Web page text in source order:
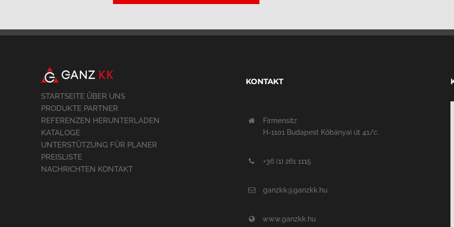
STARTSEITE ÜBER UNS
PRODUKTE PARTNER
REFERENZEN HERUNTERLADEN
KATALOGE
UNTERSTÜTZUNG FÜR PLANER
PREISLISTE
NACHRICHTEN KONTAKT
KONTAKT
Firmensitz
H-1101 Budapest Kőbányai út 41/c.
+36 (1) 261 1115
ganzkk@ganzkk.hu
www.ganzkk.hu